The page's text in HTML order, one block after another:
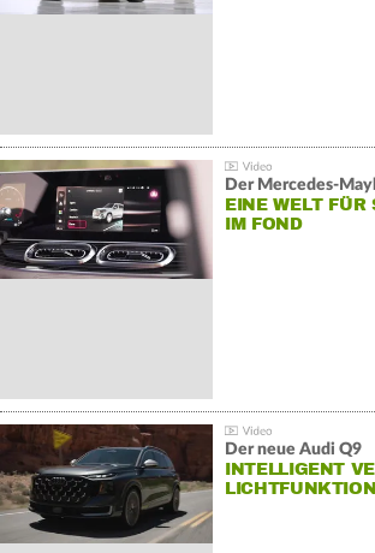
Der
EINE WELT FÜR
IM FOND
Der neue Audi Q9
INTELLIGENT